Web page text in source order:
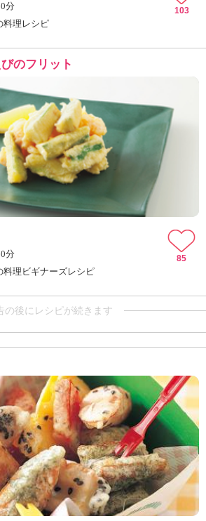
分
料理レシピ
103
のフリット
分
料理ビギナーズレシピ
85
の後にレシピが続きます